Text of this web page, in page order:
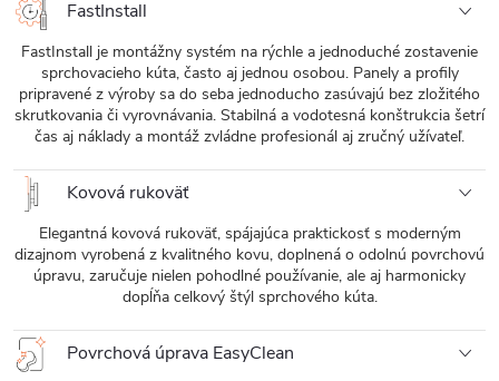
FastInstall
FastInstall je montážny systém na rýchle a jednoduché zostavenie
sprchovacieho kúta, často aj jednou osobou. Panely a profily
pripravené z výroby sa do seba jednoducho zasúvajú bez zložitého
skrutkovania či vyrovnávania. Stabilná a vodotesná konštrukcia šetrí
čas aj náklady a montáž zvládne profesionál aj zručný užívateľ.
Kovová rukoväť
Elegantná kovová rukoväť, spájajúca praktickosť s moderným
dizajnom vyrobená z kvalitného kovu, doplnená o odolnú povrchovú
úpravu, zaručuje nielen pohodlné používanie, ale aj harmonicky
dopĺňa celkový štýl sprchového kúta.
Povrchová úprava EasyClean